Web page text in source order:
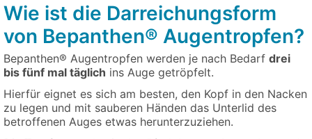
Wie ist die Darreichungsform
von Bepanthen® Augentropfen?
Bepanthen® Augentropfen werden je nach Bedarf drei
bis fünf mal täglich ins Auge getröpfelt.
Hierfür eignet es sich am besten, den Kopf in den Nacken
zu legen und mit sauberen Händen das Unterlid des
betroffenen Auges etwas herunterzuziehen.